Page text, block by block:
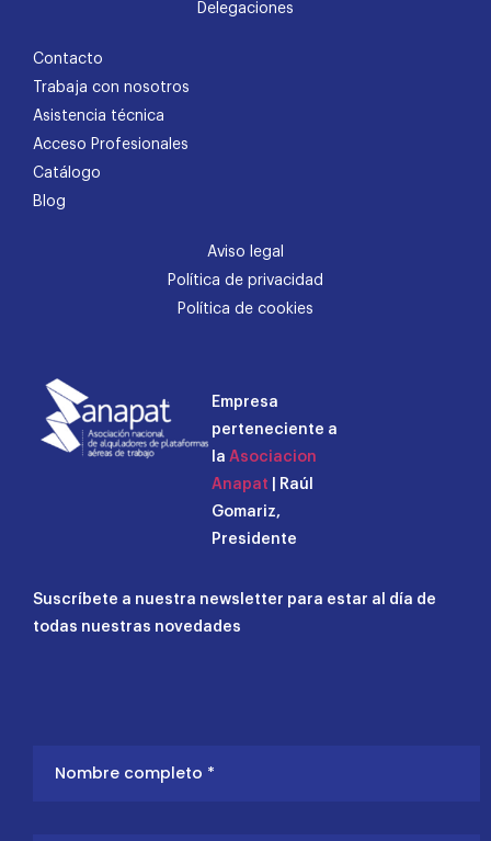
Delegaciones
Contacto
Trabaja con nosotros
Asistencia técnica
Acceso Profesionales
Catálogo
Blog
Aviso legal
Política de privacidad
Política de cookies
Empresa
perteneciente a
la Asociacion
Anapat | Raúl
Gomariz,
Presidente
Suscríbete a nuestra newsletter para estar al día de
todas nuestras novedades